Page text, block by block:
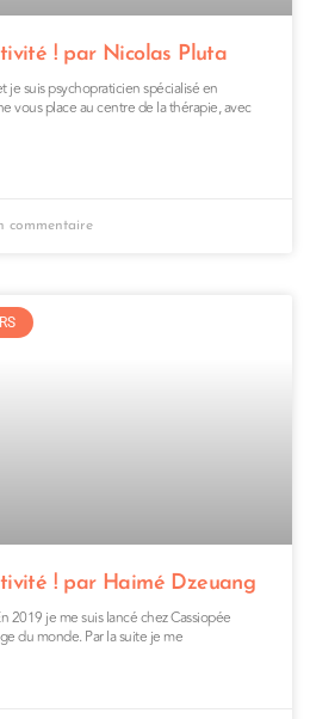
! par Nicolas Pluta
je suis psychopraticien spécialisé en
vous place au centre de la thérapie, avec
commentaire
! par Haimé Dzeuang
2019 je me suis lancé chez Cassiopée
du monde. Par la suite je me